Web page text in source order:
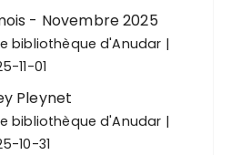
- Novembre 2025
bibliothèque d'Anudar
11-01
Pleynet
bibliothèque d'Anudar
10-31